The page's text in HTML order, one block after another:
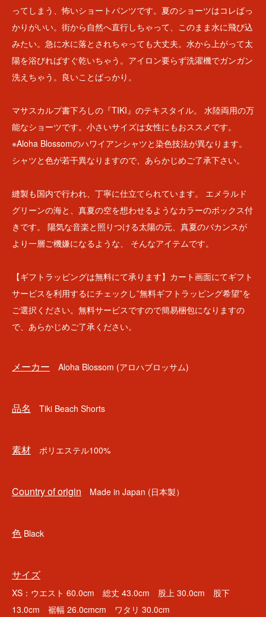
ってしまう、怖いショートパンツです。夏のショーツはコレばっ
かりがいい。街から自然へ直行しちゃって、このまま水に飛び込
みたい。急に水に落とされちゃっても大丈夫。水から上がって太
陽を浴びればすぐ乾いちゃう。アイロン要らず洗濯機でガンガン
洗えちゃう。良いことばっかり。
マサスカルプ書下ろしの『TIKI』のテキスタイル。 水陸両用の万
能なショーツです。小さいサイズは女性にもおススメです。
※Aloha Blossomのハワイアンシャツと染色技法が異なります。
シャツと色が若干異なりますので、あらかじめご了承下さい。
縫製も国内で行われ、丁寧に仕立てられています。 エメラルド
グリーンの海と、真夏の空を想わせるようなカラーのボックス付
きです。 陽気な音楽と照りつける太陽の元、真夏のバカンスが
より一層ご機嫌になるような、 そんなアイテムです。
【ギフトラッピングは無料にて承ります】カート画面にてギフト
サービスを利用するにチェックし”無料ギフトラッピング希望”を
ご選択ください。無料サービスですので簡易梱包になりますの
で、あらかじめご了承ください。
メーカー Aloha Blossom (アロハブロッサム)
品名 Tiki Beach Shorts
素材 ポリエステル100%
Country of origin Made in Japan (日本製）
色 Black
サイズ
XS：ウエスト 60.0cm 総丈 43.0cm 股上 30.0cm 股下
13.0cm 裾幅 26.0cmcm ワタリ 30.0cm